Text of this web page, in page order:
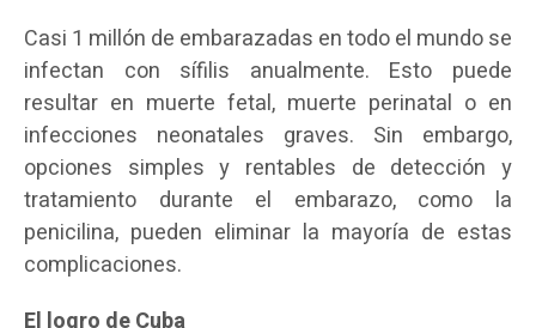
Casi 1 millón de embarazadas en todo el mundo se
infectan con sífilis anualmente. Esto puede
resultar en muerte fetal, muerte perinatal o en
infecciones neonatales graves. Sin embargo,
opciones simples y rentables de detección y
tratamiento durante el embarazo, como la
penicilina, pueden eliminar la mayoría de estas
complicaciones.
El logro de Cuba